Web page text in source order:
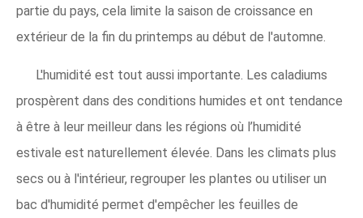
partie du pays, cela limite la saison de croissance en
extérieur de la fin du printemps au début de l'automne.
L'humidité est tout aussi importante. Les caladiums
prospèrent dans des conditions humides et ont tendance
à être à leur meilleur dans les régions où l’humidité
estivale est naturellement élevée. Dans les climats plus
secs ou à l'intérieur, regrouper les plantes ou utiliser un
bac d'humidité permet d'empêcher les feuilles de